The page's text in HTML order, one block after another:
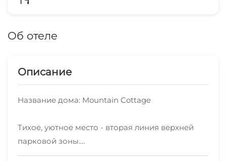
Об отеле
Описание
Название дома: Mountain Cottage
Тихое, уютное место - вторая линия верхней
парковой зоны.
Свежий воздух. Рядом терренкуры для